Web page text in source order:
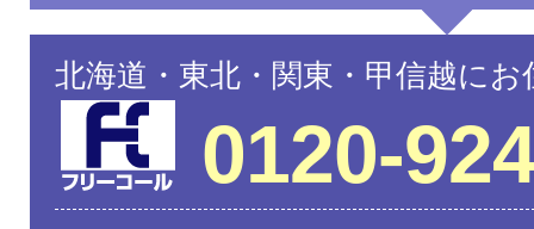
北海道・東北・関東・甲信越に
0120-